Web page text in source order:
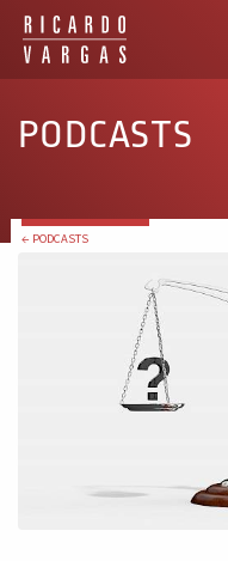
PODCASTS
← PODCASTS